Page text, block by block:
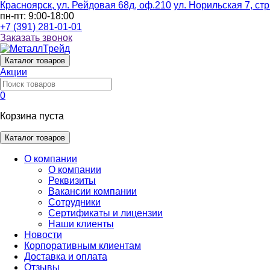
Красноярск, ул. Рейдовая 68д, оф.210 ул. Норильская 7,
пн-пт: 9:00-18:00
+7 (391) 281-01-01
Заказать звонок
Каталог товаров
Акции
0
Корзина пуста
Каталог товаров
О компании
О компании
Реквизиты
Вакансии компании
Сотрудники
Сертификаты и лицензии
Наши клиенты
Новости
Корпоративным клиентам
Доставка и оплата
Отзывы